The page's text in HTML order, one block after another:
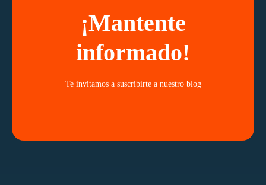
¡Mantente
informado!
Te invitamos a suscribirte a nuestro blog